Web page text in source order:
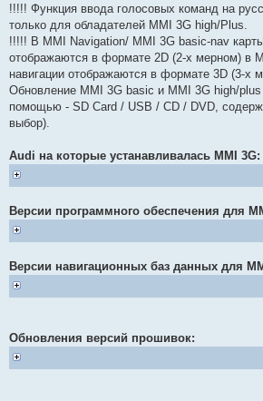
!!!!! Функция ввода голосовых команд на
только для обладателей ММI 3G high/Plus.
!!!!! В MMI Navigation/ MMI 3G basic-nav
отображаются в формате 2D (2-х мерном) в
навигации отображаются в формате 3D (3-х
Обновление MMI 3G basic и MMI 3G high/plus
помощью - SD Card / USB / CD / DVD,
выбор).
Audi на которые устанавливалась MMI 3G:
Версии программного обеспечения для
Версии навигационных баз данных для
Обновления версий прошивок: